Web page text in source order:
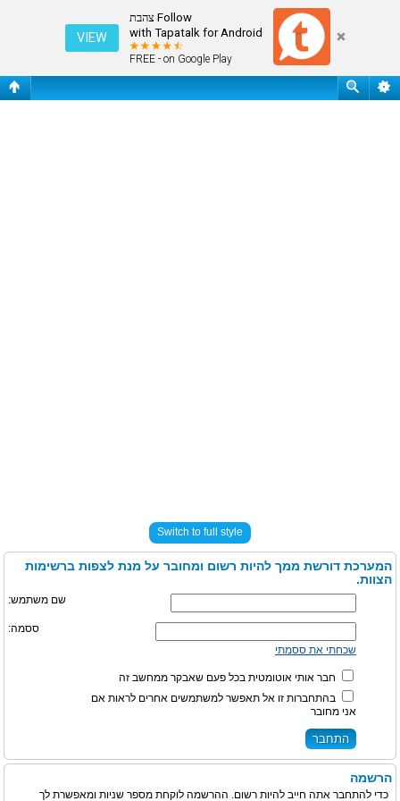
Follow צהבת
with Tapatalk for Android
FREE - on Google Play
VIEW
התחבר
Switch to full style
המערכת דורשת ממך להיות רשום ומחובר על מנת לצפות ברשימות
הצוות.
שם משתמש:
ססמה:
שכחתי את ססמתי
חבר אותי אוטומטית בכל פעם שאבקר ממחשב זה
בהתחברות זו אל תאפשר למשתמשים אחרים לראות אם
אני מחובר
הרשמה
כדי להתחבר אתה חייב להיות רשום. ההרשמה לוקחת מספר שניות ומאפשרת לך